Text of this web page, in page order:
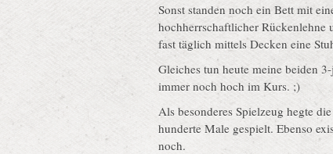
Sonst standen noch ein Bett mit
hochherrschaftlicher Rückenlehne
fast täglich mittels Decken eine
Gleiches tun heute meine beiden
immer noch hoch im Kurs. ;)
Als besonderes Spielzeug hegte
hunderte Male gespielt. Ebenso
noch.